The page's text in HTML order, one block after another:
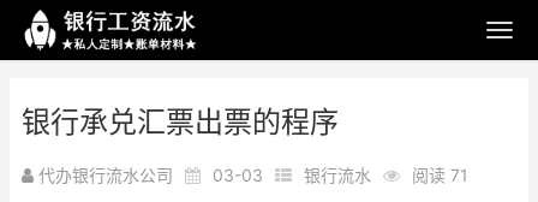
银行承兑汇票出票的程序
代办银行流水公司 03-03 银行流水 阅读 71